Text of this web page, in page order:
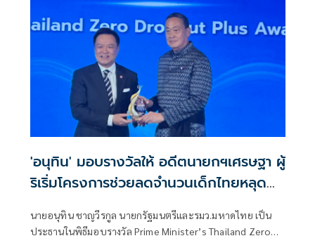
'อนุทิน' มอบรางวัลให้ อดีตนายกฯเศรษฐา ผู้
ริเริ่มโครงการช่วยลดจำนวนเด็กไทยหลุด
นายอนุทิน ชาญวีรกูล นายกรัฐมนตรีและรมว.มหาดไทย เป็น
ประธานในพิธีมอบรางวัล Prime Minister’s Thailand Zero